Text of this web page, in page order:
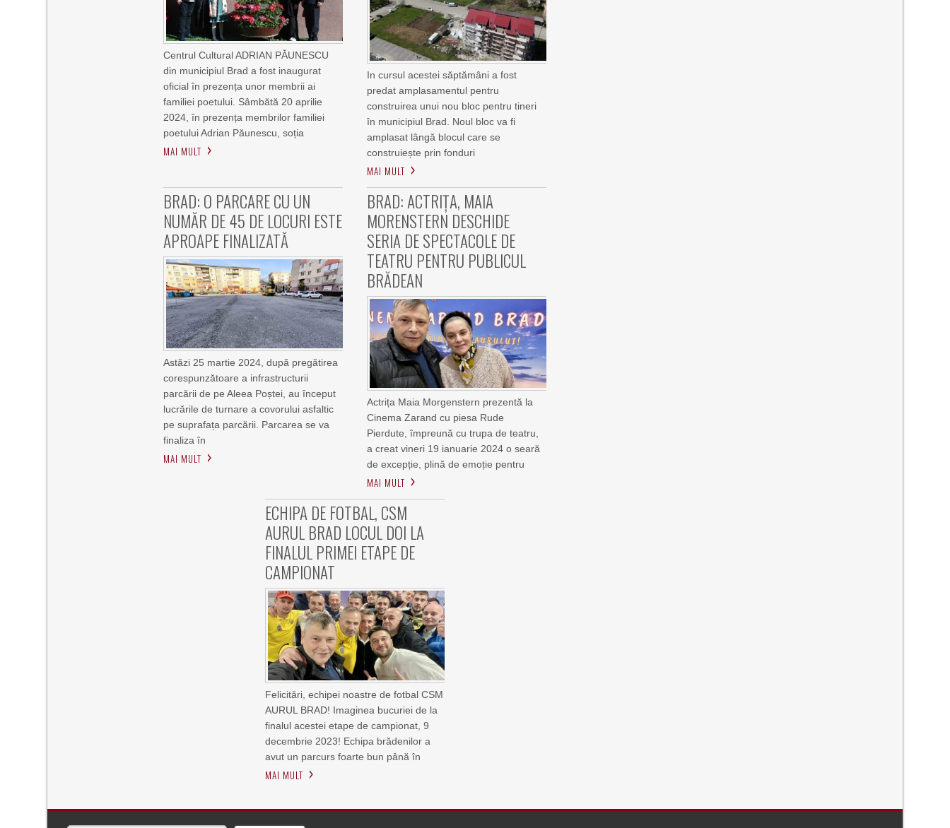
Centrul Cultural ADRIAN PĂUNESCU
din municipiul Brad a fost inaugurat
oficial în prezența unor membrii ai
familiei poetului. Sâmbătă 20 aprilie
2024, în prezența membrilor familiei
poetului Adrian Păunescu, soția
MAI MULT
In cursul acestei săptămâni a fost
predat amplasamentul pentru
construirea unui nou bloc pentru tineri
în municipiul Brad. Noul bloc va fi
amplasat lângă blocul care se
construiește prin fonduri
MAI MULT
BRAD: O PARCARE CU UN
NUMĂR DE 45 DE LOCURI ESTE
APROAPE FINALIZATĂ
Astăzi 25 martie 2024, după pregătirea
corespunzătoare a infrastructurii
parcării de pe Aleea Poștei, au început
lucrările de turnare a covorului asfaltic
pe suprafața parcării. Parcarea se va
finaliza în
MAI MULT
BRAD: ACTRIȚA, MAIA
MORENSTERN DESCHIDE
SERIA DE SPECTACOLE DE
TEATRU PENTRU PUBLICUL
BRĂDEAN
Actrița Maia Morgenstern prezentă la
Cinema Zarand cu piesa Rude
Pierdute, împreună cu trupa de teatru,
a creat vineri 19 ianuarie 2024 o seară
de excepție, plină de emoție pentru
MAI MULT
ECHIPA DE FOTBAL, CSM
AURUL BRAD LOCUL DOI LA
FINALUL PRIMEI ETAPE DE
CAMPIONAT
Felicitări, echipei noastre de fotbal CSM
AURUL BRAD! Imaginea bucuriei de la
finalul acestei etape de campionat, 9
decembrie 2023! Echipa brădenilor a
avut un parcurs foarte bun până în
MAI MULT